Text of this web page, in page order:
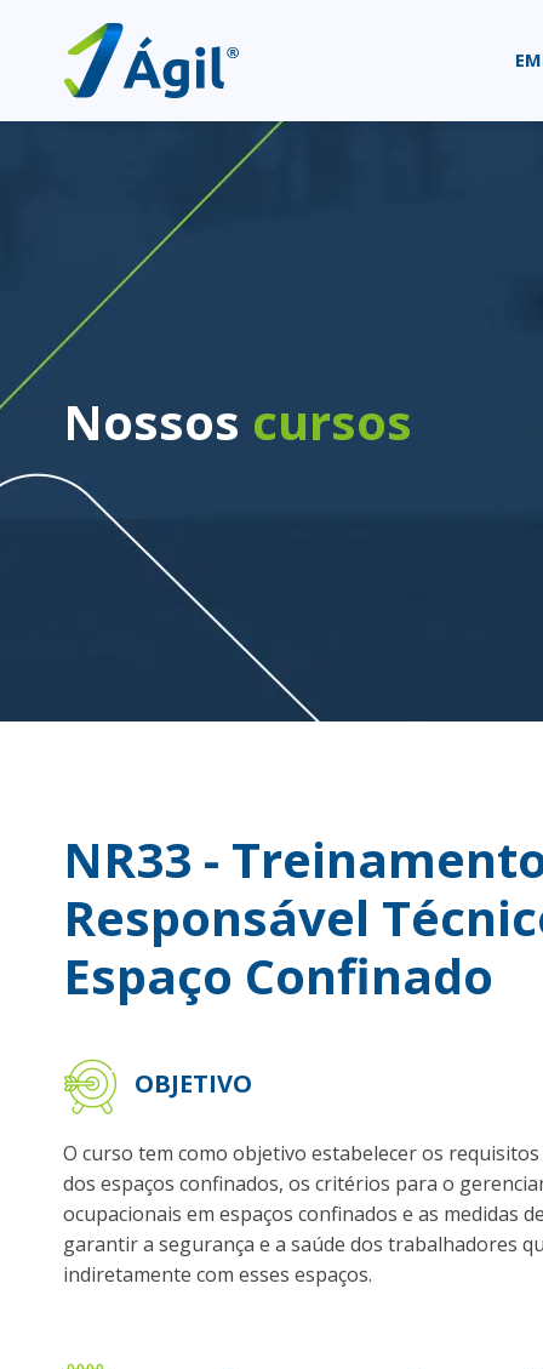
Nossos cursos
NR33 -
Responsável
Espaço Confinado
OBJETIVO
O curso tem como objetivo estabelecer os
dos espaços confinados, os critérios para o
ocupacionais em espaços confinados e as medidas
garantir a segurança e a saúde dos trabalhadores
indiretamente com esses espaços.